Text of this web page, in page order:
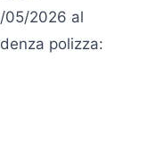
05/2026 al
polizza: